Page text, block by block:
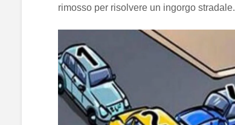
rimosso per risolvere un ingorgo stradale.